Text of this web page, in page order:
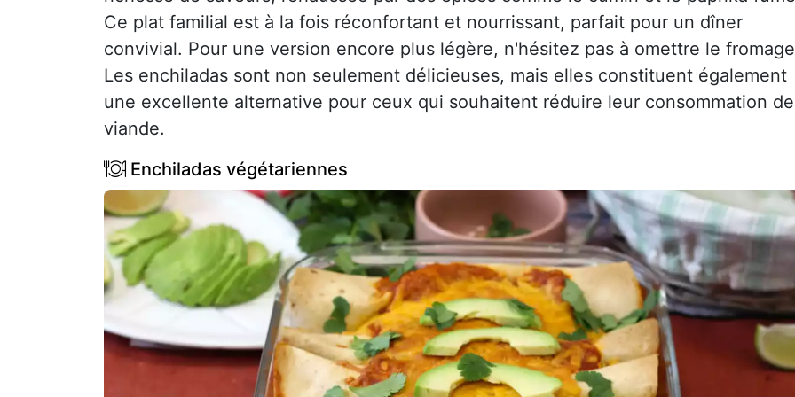
Ce plat familial est à la fois réconfortant et nourrissant, parfait pour un dîner
convivial. Pour une version encore plus légère, n'hésitez pas à omettre le
Les enchiladas sont non seulement délicieuses, mais elles constituent également
une excellente alternative pour ceux qui souhaitent réduire leur consommation de
viande.
Enchiladas végétariennes